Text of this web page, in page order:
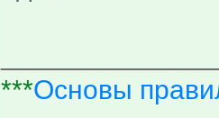
***Основы